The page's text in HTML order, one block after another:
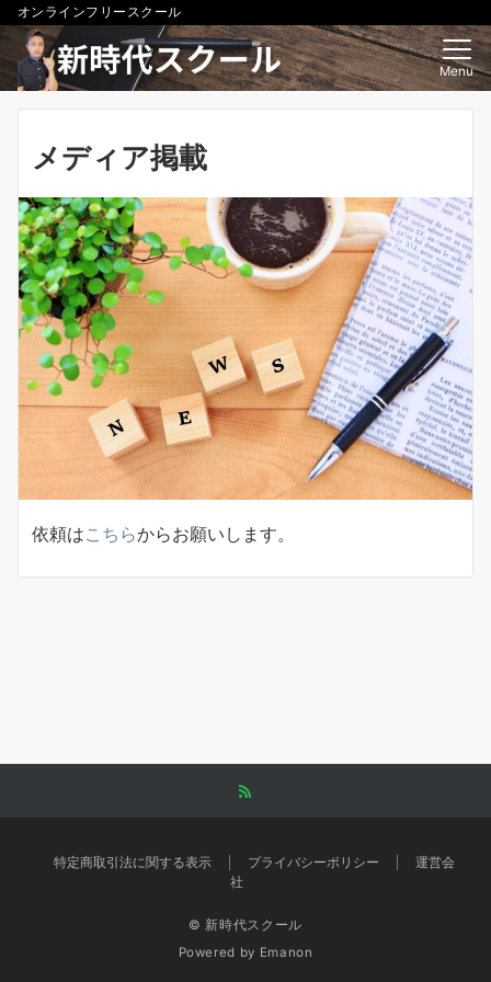
オンラインフリースクール
Menu
メディア掲載
依頼はこちらからお願いします。
特定商取引法に関する表示 プライバシーポリシー
運営会
社
© 新時代スクール
Powered by Emanon